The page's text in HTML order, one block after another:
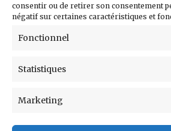
consentir ou de retirer son consentement
négatif sur certaines caractéristiques et
Fonctionnel
Statistiques
Marketing
Courriel
Prénom
Poste